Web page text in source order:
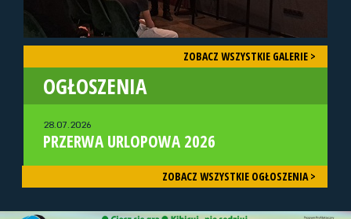
ZOBACZ WSZYSTKIE GALERIE >
OGŁOSZENIA
28.07.2026
PRZERWA URLOPOWA 2026
ZOBACZ WSZYSTKIE OGŁOSZENIA >